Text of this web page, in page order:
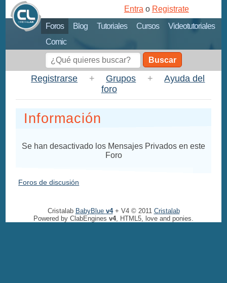
Foros Blog Tutoriales Cursos
Videotutoriales
Comic
Entra o Registrate
Buscar
Registrarse + Grupos +
Ayuda del
foro
Información
Se han desactivado los Mensajes Privados en este
Foro
Foros de discusión
Cristalab BabyBlue v4+ V4 © 2011 Cristalab
Powered by ClabEngines v4, HTML5, love and ponies.